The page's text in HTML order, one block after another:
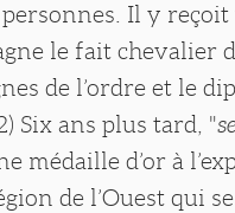
Il y
le fait chevalier
de l’ordre et le
Six ans plus tard, "
médaille d’or à
de l’Ouest qui